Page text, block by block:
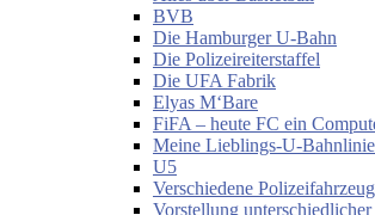
BVB
Die Hamburger U-Bahn
Die Polizeireiterstaffel
Die UFA Fabrik
Elyas M‘Bare
FiFA – heute FC ein
Meine Lieblings-U-
U5
Verschiedene
Vorstellung